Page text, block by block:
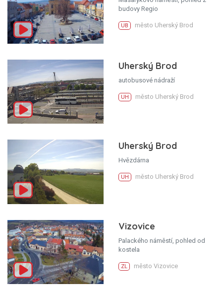
budovy Regio
UB město Uherský Brod
Uherský Brod
autobusové nádraží
UH město Uherský Brod
Uherský Brod
Hvězdárna
UH město Uherský Brod
Vizovice
Palackého náměstí, pohled od
kostela
ZL město Vizovice